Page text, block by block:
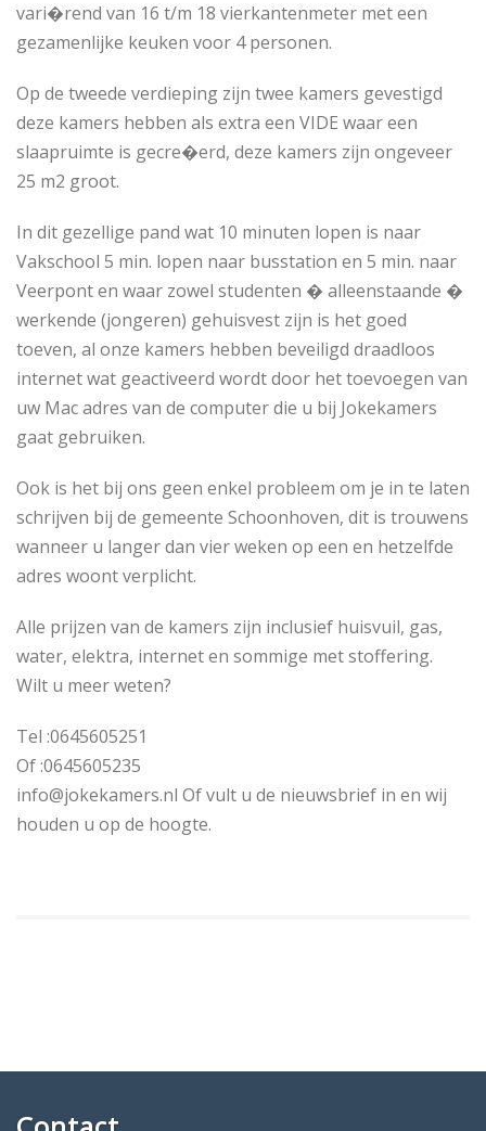
vari�rend van 16 t/m 18 vierkantenmeter met een
gezamenlijke keuken voor 4 personen.
Op de tweede verdieping zijn twee kamers gevestigd
deze kamers hebben als extra een VIDE waar een
slaapruimte is gecre�erd, deze kamers zijn ongeveer
25 m2 groot.
In dit gezellige pand wat 10 minuten lopen is naar
Vakschool 5 min. lopen naar busstation en 5 min. naar
Veerpont en waar zowel studenten � alleenstaande �
werkende (jongeren) gehuisvest zijn is het goed
toeven, al onze kamers hebben beveiligd draadloos
internet wat geactiveerd wordt door het toevoegen van
uw Mac adres van de computer die u bij Jokekamers
gaat gebruiken.
Ook is het bij ons geen enkel probleem om je in te laten
schrijven bij de gemeente Schoonhoven, dit is trouwens
wanneer u langer dan vier weken op een en hetzelfde
adres woont verplicht.
Alle prijzen van de kamers zijn inclusief huisvuil, gas,
water, elektra, internet en sommige met stoffering.
Wilt u meer weten?
Tel :0645605251
Of :0645605235
info@jokekamers.nl Of vult u de nieuwsbrief in en wij
houden u op de hoogte.